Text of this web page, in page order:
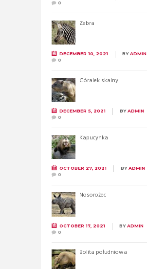
0
Zebra
DECEMBER 10, 2021 BYADMIN
0
Góralek skalny
DECEMBER 5, 2021 BYADMIN
0
Kapucynka
OCTOBER 27, 2021 BYADMIN
0
Nosorożec
OCTOBER 17, 2021 BYADMIN
0
Bolita południowa